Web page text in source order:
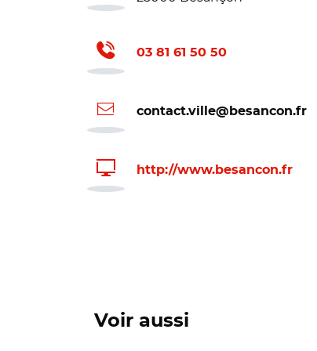
03 81 61 50 50
contact.ville@besancon.fr
http://www.besancon.fr
Voir aussi